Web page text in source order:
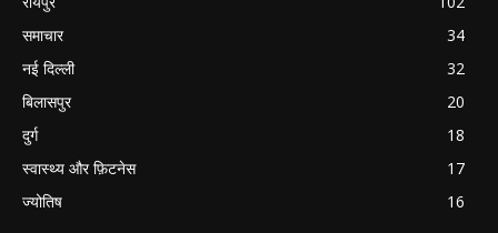
समाचार
34
नई दिल्ली
32
बिलासपुर
20
दुर्ग
18
स्वास्थ्य और फ़िटनेस
17
ज्योतिष
16